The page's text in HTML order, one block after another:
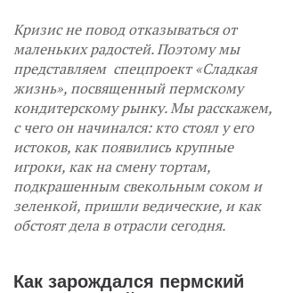
Кризис не повод отказываться от
маленьких радостей. Поэтому мы
представляем спецпроект «Сладкая
жизнь», посвященный пермскому
кондитерскому рынку. Мы расскажем,
с чего он начинался: кто стоял у его
истоков, как появились крупные
игроки, как на смену тортам,
подкрашенным свекольным соком и
зеленкой, пришли ведические, и как
обстоят дела в отрасли сегодня.
Как зарождался пермский